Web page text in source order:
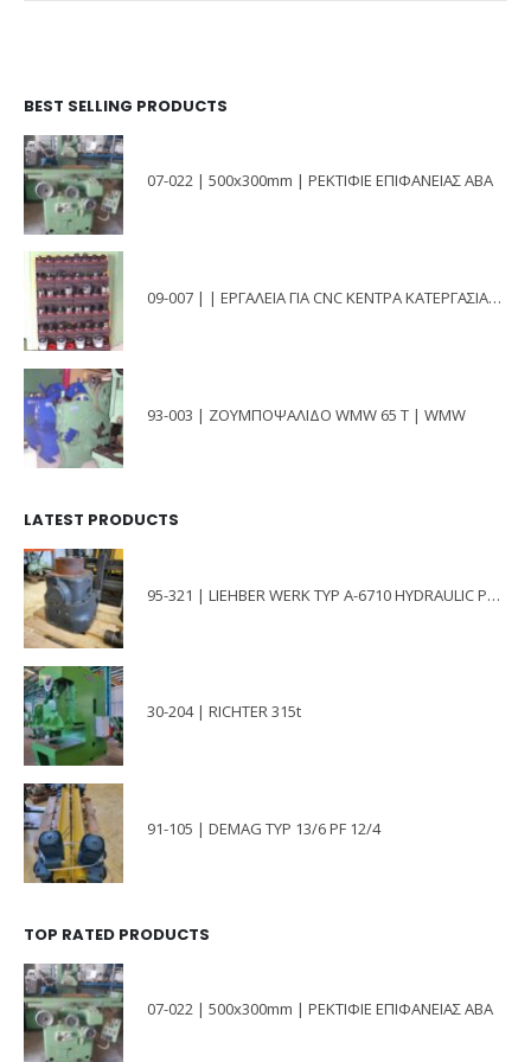
BEST SELLING PRODUCTS
07-022 | 500x300mm | ΡΕΚΤΙΦΙΕ ΕΠΙΦΑΝΕΙΑΣ ΑΒΑ
09-007 | | ΕΡΓΑΛΕΙΑ ΓΙΑ CNC ΚΕΝΤΡΑ ΚΑΤΕΡΓΑΣΙΑΣ ΚΩΝΟΙ ISO
93-003 | ΖΟΥΜΠΟΨΑΛΙΔΟ WMW 65 T | WMW
LATEST PRODUCTS
95-321 | LIEHBER WERK TYP A-6710 HYDRAULIC PUMP
30-204 | RICHTER 315t
91-105 | DEMAG TYP 13/6 PF 12/4
TOP RATED PRODUCTS
07-022 | 500x300mm | ΡΕΚΤΙΦΙΕ ΕΠΙΦΑΝΕΙΑΣ ΑΒΑ